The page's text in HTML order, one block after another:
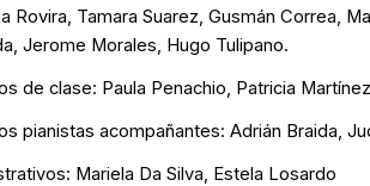
Rovira, Tamara Suarez, Gusmán Correa,
Jerome Morales, Hugo Tulipano.
de clase: Paula Penachio, Patricia
pianistas acompañantes: Adrián Braida,
Mariela Da Silva, Estela Losardo